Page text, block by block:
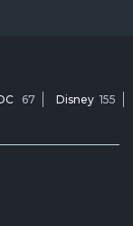
67 Disney 155